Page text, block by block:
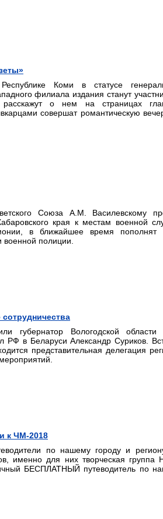
Коми в статусе
филиала издания станут
о нем на страницах
совершат романтическую
Союза А.М. Василевскому
края к местам военной
в ближайшее время пополнят
полиции.
губернатор Вологодской области
в Беларуси Александр Суриков.
представительная делегация
к ЧМ-2018
по нашему городу и
именно для них творческая группа
БЕСПЛАТНЫЙ путеводитель по